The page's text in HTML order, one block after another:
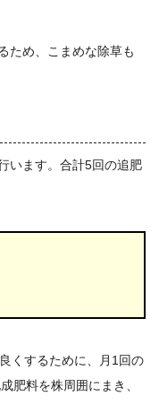
ため、こまめな除草も
います。合計5回の追肥
くするために、月1回の
肥料を株周囲にまき、